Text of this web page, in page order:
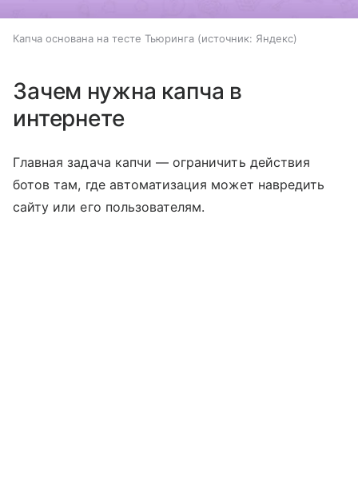
Капча основана на тесте Тьюринга источник: Яндекс
Зачем нужна капча в
интернете
Главная задача капчи — ограничить действия
ботов там, где автоматизация может навредить
сайту или его пользователям.